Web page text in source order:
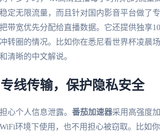
定无限流量，而且针对国内影音平台做
带宽优先分配给直播数据。它还提供独享
转圈的情况。比如你在悉尼看世界杯凌晨
清晰的中文解说。
线传输，保护隐私安全
心个人信息泄露。 番茄加速器采用高强度
环境下使用，也不用担心被窃取。比如